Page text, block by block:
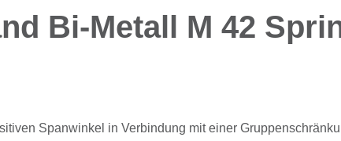
Bi-Metall M 42
Spanwinkel in Verbindung mit einer